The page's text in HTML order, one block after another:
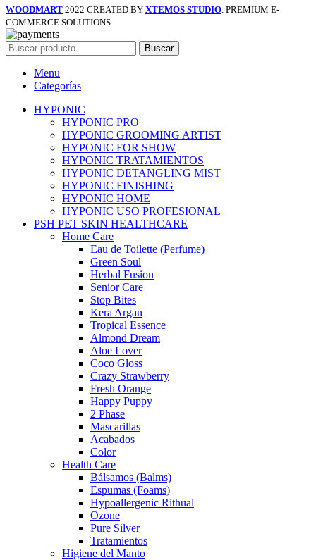
WOODMART 2022 CREATED BY XTEMOS STUDIO . PREMIUM E-
COMMERCE SOLUTIONS.
Buscar
Menu
Categorías
HYPONIC
HYPONIC PRO
HYPONIC GROOMING ARTIST
HYPONIC FOR SHOW
HYPONIC TRATAMIENTOS
HYPONIC DETANGLING MIST
HYPONIC FINISHING
HYPONIC HOME
HYPONIC USO PROFESIONAL
PSH PET SKIN HEALTHCARE
Home Care
Eau de Toilette (Perfume)
Green Soul
Herbal Fusion
Senior Care
Stop Bites
Kera Argan
Tropical Essence
Almond Dream
Aloe Lover
Coco Gloss
Crazy Strawberry
Fresh Orange
Happy Puppy
2 Phase
Mascarillas
Acabados
Color
Health Care
Bálsamos (Balms)
Espumas (Foams)
Hypoallergenic Rithual
Ozone
Pure Silver
Tratamientos
Higiene del Manto